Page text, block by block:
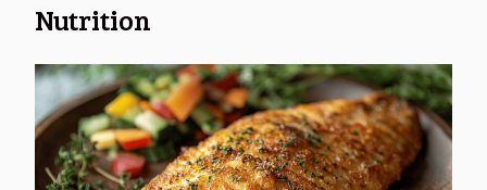
Nutrition